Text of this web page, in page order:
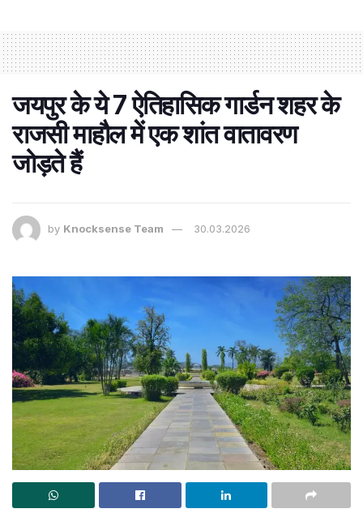
जयपुर के ये 7 ऐतिहासिक गार्डन शहर के
राजसी माहौल में एक शांत वातावरण
जोड़ते हैं
by Knocksense Team 30.03.2026